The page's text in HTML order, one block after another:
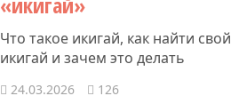
Что такое икигай, как найти свой
икигай и зачем это делать
24.03.2026 126